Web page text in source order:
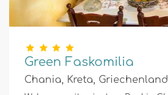
Green Faskomilia
Chania, Kreta, Griechenland